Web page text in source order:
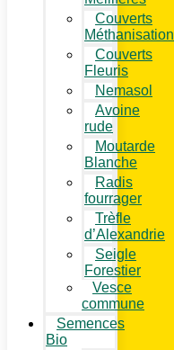
Couverts
Méthanisation
Couverts
Fleuris
Nemasol
Avoine
rude
Moutarde
Blanche
Radis
fourrager
Trèfle
d’Alexandrie
Seigle
Forestier
Vesce
commune
Semences
Bio